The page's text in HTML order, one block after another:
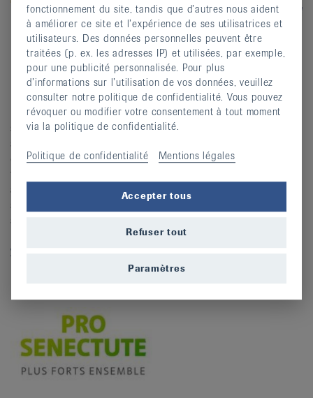
La physiothérapie améliore la qualité de vie des
patient·e·s et vise à éliminer les dysfonctionnements et
les douleurs physiques. Elle intervient dans le traitement,
la rééducation, la prévention, dans la promotion de la
santé et le traitement palliatif. Physioswiss, l’Association
suisse de physiothérapie, représente les intérêts de près
de 10°000 membres. Pour la population, elle oeuvre à
façonner l’avenir du système de santé, en collaboration
avec 16 associations cantonales et régionales. La Ligue
suisse contre le rhumatisme et Physioswiss se
soutiennent mutuellement à travers leurs activités et les
manifestations qu’elles organisent.
www.physioswiss.ch
fonctionnement du site, tandis que d’autres nous aident
à améliorer ce site et l’expérience de ses utilisatrices et
utilisateurs. Des données personnelles peuvent être
traitées (p. ex. les adresses IP) et utilisées, par exemple,
pour une publicité personnalisée. Pour plus
d’informations sur l’utilisation de vos données, veuillez
consulter notre politique de confidentialité. Vous pouvez
révoquer ou modifier votre consentement à tout moment
via la politique de confidentialité.
Politique de confidentialité Mentions légales
Accepter tous
Refuser tout
Paramètres